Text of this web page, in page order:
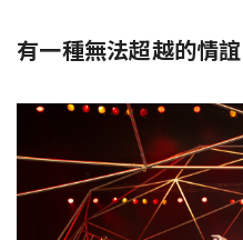
有一種無法超越的情